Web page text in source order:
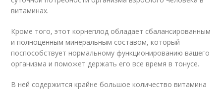
витаминах.
Кроме того, этот корнеплод обладает сбалансированным
и полноценным минеральным составом, который
поспособствует нормальному функционированию вашего
организма и поможет держать его все время в тонусе.
В ней содержится крайне большое количество витамина